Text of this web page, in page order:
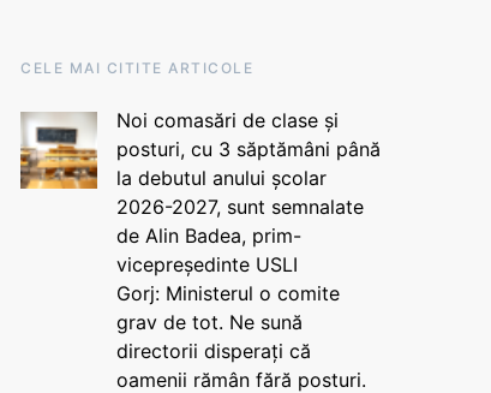
CELE MAI CITITE ARTICOLE
Noi comasări de clase și
posturi, cu 3 săptămâni până
la debutul anului școlar
2026-2027, sunt semnalate
de Alin Badea, prim-
vicepreședinte USLI
Gorj: Ministerul o comite
grav de tot. Ne sună
directorii disperați că
oamenii rămân fără posturi.